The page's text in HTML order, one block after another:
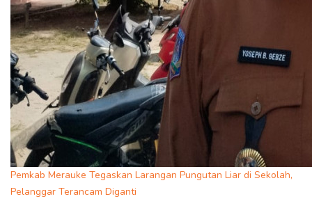
Pemkab Merauke Tegaskan Larangan Pungutan Liar di Sekolah,
Pelanggar Terancam Diganti